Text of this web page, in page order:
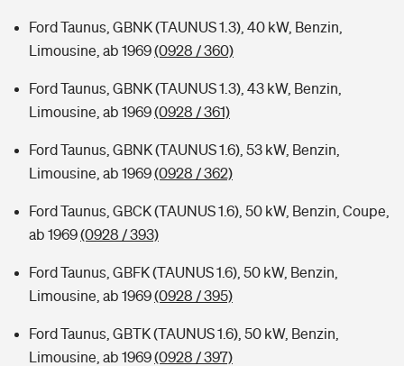
Ford Taunus, GBNK (TAUNUS 1.3), 40 kW, Benzin,
Limousine, ab 1969(0928 / 360)
Ford Taunus, GBNK (TAUNUS 1.3), 43 kW, Benzin,
Limousine, ab 1969(0928 / 361)
Ford Taunus, GBNK (TAUNUS 1.6), 53 kW, Benzin,
Limousine, ab 1969(0928 / 362)
Ford Taunus, GBCK (TAUNUS 1.6), 50 kW, Benzin, Coupe,
ab 1969(0928 / 393)
Ford Taunus, GBFK (TAUNUS 1.6), 50 kW, Benzin,
Limousine, ab 1969(0928 / 395)
Ford Taunus, GBTK (TAUNUS 1.6), 50 kW, Benzin,
Limousine, ab 1969(0928 / 397)